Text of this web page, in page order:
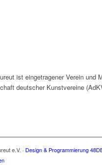
ist eingetragener Verein und
deutscher Kunstvereine
e.V. · Design & Programmierung